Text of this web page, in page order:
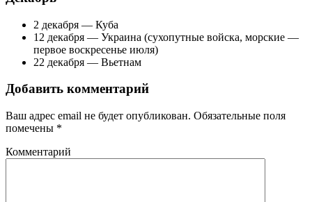
2 декабря — Куба
12 декабря — Украина (сухопутные войска, морские —
первое воскресенье июля)
22 декабря — Вьетнам
Добавить комментарий
Ваш адрес email не будет опубликован. Обязательные поля
помечены *
Комментарий